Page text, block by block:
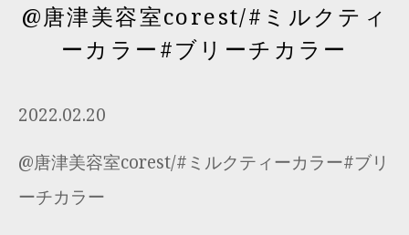
@唐津美容室corest/#ミルクティ
ーカラー#ブリーチカラー
2022.02.20
@唐津美容室corest/#ミルクティーカラー#ブリ
ーチカラー